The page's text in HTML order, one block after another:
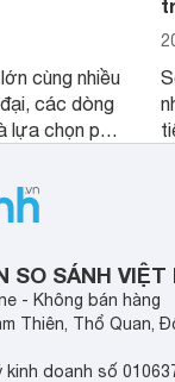
cùng nhiều
các dòng
lựa chọn phù
SO SÁNH VIỆT
- Không bán hàng
Thiên, Thổ Quan,
doanh số